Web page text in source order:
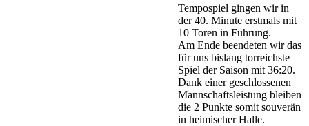
Tempospiel gingen wir in
der 40. Minute erstmals mit
10 Toren in Führung.
Am Ende beendeten wir das
für uns bislang torreichste
Spiel der Saison mit 36:20.
Dank einer geschlossenen
Mannschaftsleistung bleiben
die 2 Punkte somit souverän
in heimischer Halle.